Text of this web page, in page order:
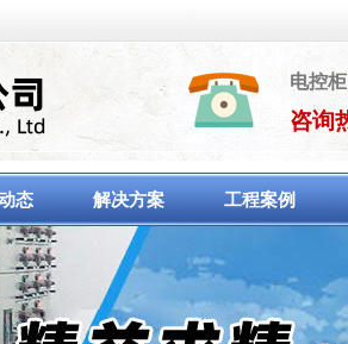
电控
咨询
态 解决方案 工程案例